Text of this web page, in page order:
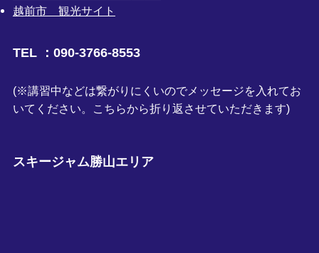
越前市 観光サイト
TEL ：090-3766-8553
(※講習中などは繋がりにくいのでメッセージを入れてお
いてください。こちらから折り返させていただきます)
スキージャム勝山エリア